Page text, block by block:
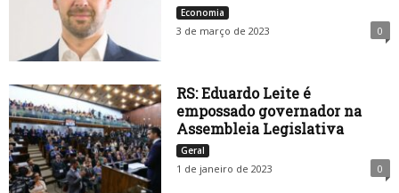
Economia
3 de março de 2023 0
RS: Eduardo Leite é
empossado governador na
Assembleia Legislativa
Geral
1 de janeiro de 2023 0